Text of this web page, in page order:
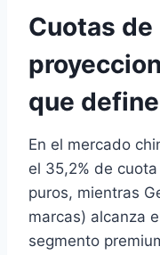
Cuotas
que
En el mercado
el 35,2% de
puros, mientras
marcas) alcanza
segmento